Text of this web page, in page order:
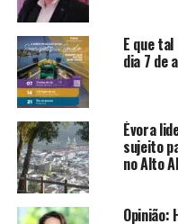
E que
dia 7 de
Évora
sujeito
no Alto
Opinião: